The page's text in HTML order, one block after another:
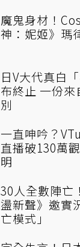
魔鬼身材！
神：妮姬》瑪
日V大代真白
布終止 一份
別
一直呻吟？
直播破130萬
明
30人全數陣亡
盪新聲》邀實
亡模式」